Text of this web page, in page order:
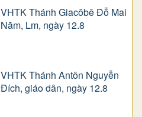
VHTK Thánh Giacôbê Ðỗ Mai
Năm, Lm, ngày 12.8
VHTK Thánh Antôn Nguyễn
Ðích, giáo dân, ngày 12.8